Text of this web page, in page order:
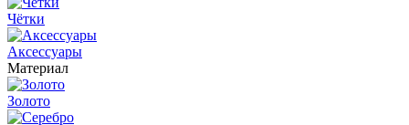
Чётки
Аксессуары
Материал
Золото